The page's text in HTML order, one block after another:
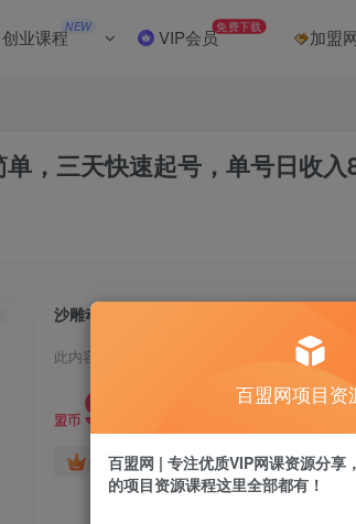
业课程NEW VIP会员免费下载 加盟
，三天快速起号，单号日收
沙雕动漫新玩法，无脑搬运，操作简单，
此内容为付费阅读，请付费后查看
盟币 9.9
年卡会员免费 永久会员免费
百盟网项目资
百盟网 | 专注优质VIP网课资源分享
的项目资源课程这里全部都有！